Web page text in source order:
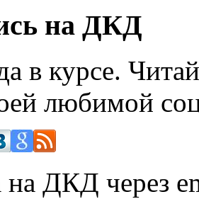
на ДКД
в курсе.
любимой
на ДКД через